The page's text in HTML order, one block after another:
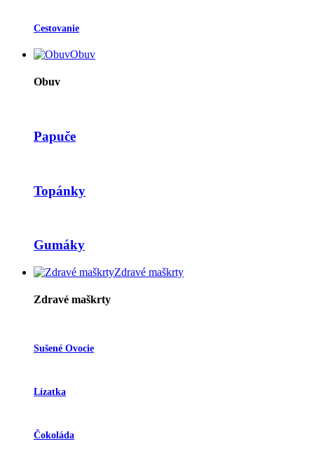
Cestovanie
Obuv
Obuv
Papuče
Topánky
Gumáky
Zdravé maškrty
Zdravé maškrty
Sušené Ovocie
Lízatka
Čokoláda